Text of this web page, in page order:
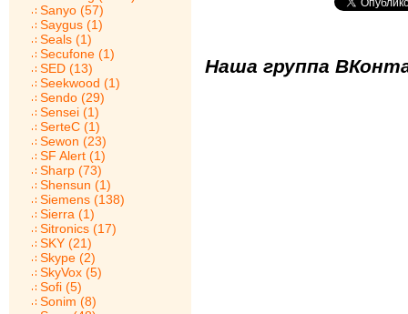
Sanyo (57)
Saygus (1)
Seals (1)
Secufone (1)
SED (13)
Seekwood (1)
Sendo (29)
Sensei (1)
SerteC (1)
Sewon (23)
SF Alert (1)
Sharp (73)
Shensun (1)
Siemens (138)
Sierra (1)
Sitronics (17)
SKY (21)
Skype (2)
SkyVox (5)
Sofi (5)
Sonim (8)
Наша группа